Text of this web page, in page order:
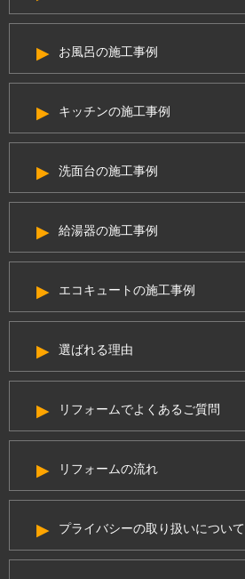
お風呂の施工事例
キッチンの施工事例
洗面台の施工事例
給湯器の施工事例
エコキュートの施工事例
選ばれる理由
リフォームでよくあるご質問
リフォームの流れ
プライバシーの取り扱いについて